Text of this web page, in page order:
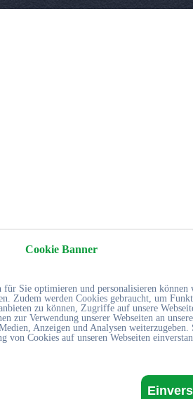
Cookie Banner
für Sie optimieren und personalisieren können
Zudem werden Cookies gebraucht, um
zu können, Zugriffe auf unsere
zur Verwendung unserer Webseiten an
Anzeigen und Analysen weiterzugeben.
Cookies auf unseren Webseiten